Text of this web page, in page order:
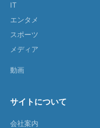
IT
エンタメ
スポーツ
メディア
動画
サイトについて
会社案内